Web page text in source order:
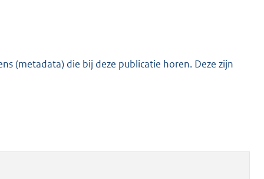
(metadata) die bij deze publicatie horen. Deze zijn